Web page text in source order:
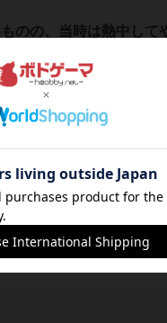
のの、当時は熱中して
いこと。
対戦相手に事
かない場面がそこそこ